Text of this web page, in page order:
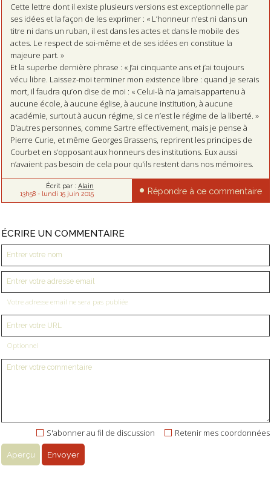
Cette lettre dont il existe plusieurs versions est exceptionnelle par
ses idées et la façon de les exprimer : « L’honneur n’est ni dans un
titre ni dans un ruban, il est dans les actes et dans le mobile des
actes. Le respect de soi-même et de ses idées en constitue la
majeure part. »
Et la superbe dernière phrase : « J’ai cinquante ans et j’ai toujours
vécu libre. Laissez-moi terminer mon existence libre : quand je serais
mort, il faudra qu’on dise de moi : « Celui-là n’a jamais appartenu à
aucune école, à aucune église, à aucune institution, à aucune
académie, surtout à aucun régime, si ce n’est le régime de la liberté. »
D’autres personnes, comme Sartre effectivement, mais je pense à
Pierre Curie, et même Georges Brassens, reprirent les principes de
Courbet en s’opposant aux honneurs des institutions. Eux aussi
n’avaient pas besoin de cela pour qu’ils restent dans nos mémoires.
Écrit par : Alain
13h58- lundi 15 juin 2015 Répondre à ce commentaire
ÉCRIRE UN COMMENTAIRE
Votre adresse email ne sera pas publiée
Optionnel
Retenir mes coordonnées
S'abonner au fil de discussion